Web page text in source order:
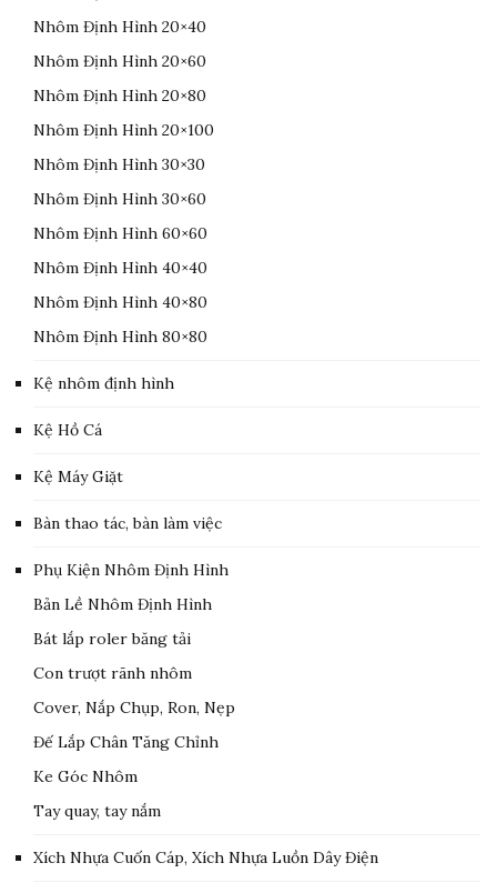
Nhôm Định Hình 20×40
Nhôm Định Hình 20×60
Nhôm Định Hình 20×80
Nhôm Định Hình 20×100
Nhôm Định Hình 30×30
Nhôm Định Hình 30×60
Nhôm Định Hình 60×60
Nhôm Định Hình 40×40
Nhôm Định Hình 40×80
Nhôm Định Hình 80×80
Kệ nhôm định hình
Kệ Hồ Cá
Kệ Máy Giặt
Bàn thao tác, bàn làm việc
Phụ Kiện Nhôm Định Hình
Bản Lề Nhôm Định Hình
Bát lắp roler băng tải
Con trượt rãnh nhôm
Cover, Nắp Chụp, Ron, Nẹp
Đế Lắp Chân Tăng Chỉnh
Ke Góc Nhôm
Tay quay, tay nắm
Xích Nhựa Cuốn Cáp, Xích Nhựa Luồn Dây Điện